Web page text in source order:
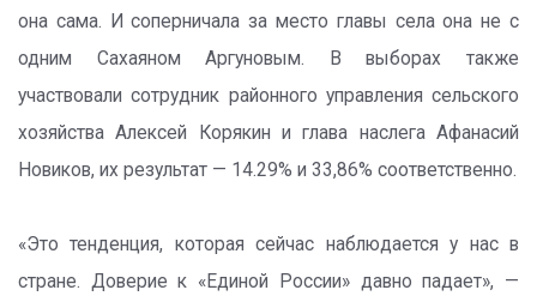
она сама. И соперничала за место главы села она не с
одним Сахаяном Аргуновым. В выборах также
участвовали сотрудник районного управления сельского
хозяйства Алексей Корякин и глава наслега Афанасий
Новиков, их результат — 14.29% и 33,86% соответственно.
«Это тенденция, которая сейчас наблюдается у нас в
стране. Доверие к «Единой России» давно падает», —